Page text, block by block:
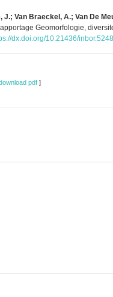
J.; Van Braeckel, A.; Van De
Geomorfologie,
dx.doi.org/10.21436/
pdf ]